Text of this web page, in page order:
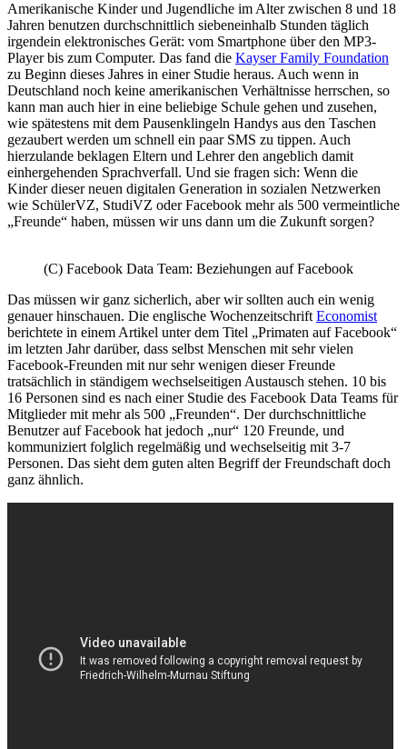
Amerikanische Kinder und Jugendliche im Alter zwischen 8 und 18
Jahren benutzen durchschnittlich siebeneinhalb Stunden täglich
irgendein elektronisches Gerät: vom Smartphone über den MP3-
Player bis zum Computer. Das fand die Kayser Family Foundation
zu Beginn dieses Jahres in einer Studie heraus. Auch wenn in
Deutschland noch keine amerikanischen Verhältnisse herrschen, so
kann man auch hier in eine beliebige Schule gehen und zusehen,
wie spätestens mit dem Pausenklingeln Handys aus den Taschen
gezaubert werden um schnell ein paar SMS zu tippen. Auch
hierzulande beklagen Eltern und Lehrer den angeblich damit
einhergehenden Sprachverfall. Und sie fragen sich: Wenn die
Kinder dieser neuen digitalen Generation in sozialen Netzwerken
wie SchülerVZ, StudiVZ oder Facebook mehr als 500 vermeintliche
„Freunde“ haben, müssen wir uns dann um die Zukunft sorgen?
(C) Facebook Data Team: Beziehungen auf Facebook
Das müssen wir ganz sicherlich, aber wir sollten auch ein wenig
genauer hinschauen. Die englische Wochenzeitschrift Economist
berichtete in einem Artikel unter dem Titel „Primaten auf Facebook“
im letzten Jahr darüber, dass selbst Menschen mit sehr vielen
Facebook-Freunden mit nur sehr wenigen dieser Freunde
tratsächlich in ständigem wechselseitigen Austausch stehen. 10 bis
16 Personen sind es nach einer Studie des Facebook Data Teams für
Mitglieder mit mehr als 500 „Freunden“. Der durchschnittliche
Benutzer auf Facebook hat jedoch „nur“ 120 Freunde, und
kommuniziert folglich regelmäßig und wechselseitig mit 3-7
Personen. Das sieht dem guten alten Begriff der Freundschaft doch
ganz ähnlich.